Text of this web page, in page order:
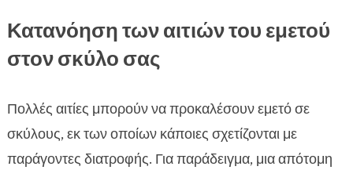
Κατανόηση των αιτιών του εμετού
στον σκύλο σας
Πολλές αιτίες μπορούν να προκαλέσουν εμετό σε
σκύλους, εκ των οποίων κάποιες σχετίζονται με
παράγοντες διατροφής. Για παράδειγμα, μια απότομη